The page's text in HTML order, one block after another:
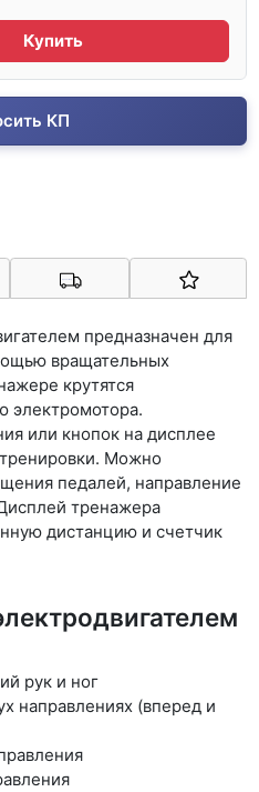
Купить
КП
Арконт-Мед
предназначен для
вращательных
крутятся
электромотора.
или кнопок на дисплее
Можно
педалей, направление
тренажера
дистанцию и счетчик
рук и ног
направлениях (вперед и